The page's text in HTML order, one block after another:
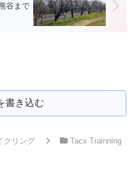
谷まで
書き込む
クリング
Tacx Trainning